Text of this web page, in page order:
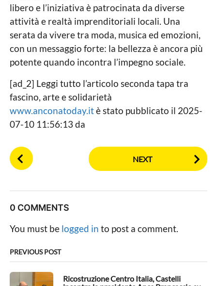
libero e l’iniziativa è patrocinata da diverse
attività e realtà imprenditoriali locali. Una
serata da vivere tra moda, musica ed emozioni,
con un messaggio forte: la bellezza è ancora più
potente quando incontra l’impegno sociale.
[ad_2] Leggi tutto l’articolo seconda tapa tra
fascino, arte e solidarietà
www.anconatoday.itè stato pubblicato il 2025-
07-10 11:56:13 da
P
o
P
a
g
n
t
NEXT
0 COMMENTS
You must be logged in to post a comment.
PREVIOUS POST
Ricostruzione Centro Italia, Castelli